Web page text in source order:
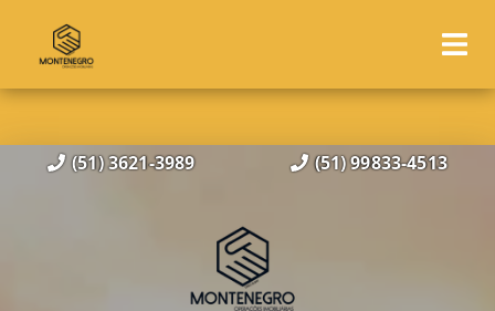
(51) 3621-3989 (51) 99833-4513